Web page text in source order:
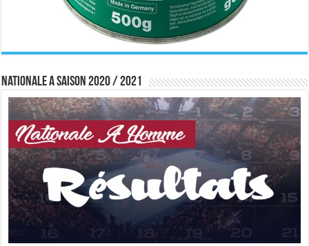
Nationale A saison 2020 / 2021